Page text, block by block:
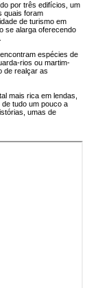
por três edifícios, um
quais foram
de turismo em
se alarga oferecendo
espécies de
rios ou martim-
de realçar as
mais rica em lendas,
tudo um pouco a
umas de